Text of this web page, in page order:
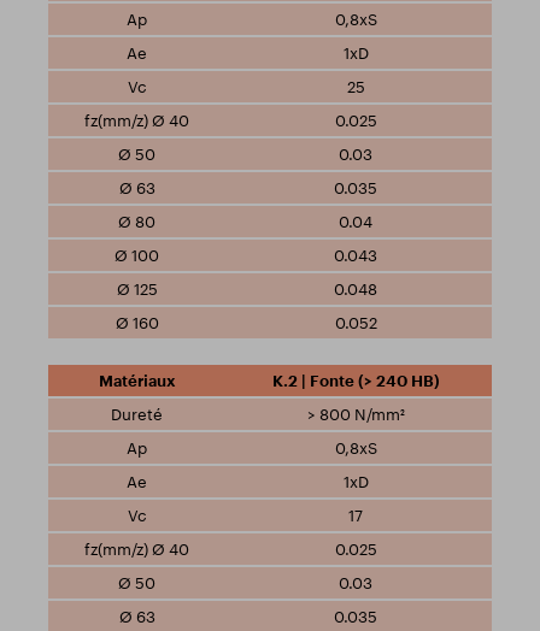
0,8xS
1xD
25
0.025
0.03
0.035
0.04
0.043
0.048
0.052
K.2 | Fonte (> 240 HB)
> 800 N/mm²
0,8xS
1xD
17
0.025
0.03
0.035